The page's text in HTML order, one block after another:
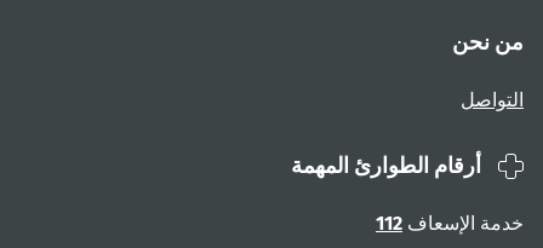
من نحن
التواصل
أرقام الطوارئ المهمة
خدمة الإسعاف 112